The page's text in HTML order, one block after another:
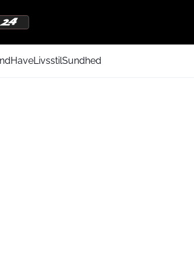
HaveLivsstilSundhed